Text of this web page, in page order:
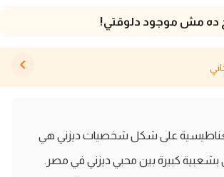
ده مش موجود دلوقتي!
على شكل شخصيات ديزني هي
كبيرة بين محبي ديزني في مصر.